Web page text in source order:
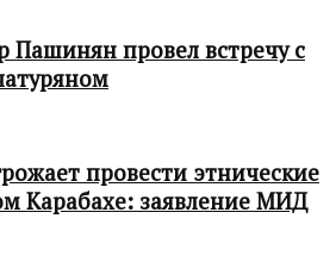
Пашинян провел встречу с
провести этнические
Карабахе: заявление МИД